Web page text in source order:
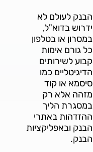
הבנק לעולם לא
ידרוש בדוא"ל,
במסרון או בטלפון
כל גורם אימות
קבוע לשירותים
הדיגיטליים כמו
סיסמא או קוד
מזהה אלא רק
במסגרת הליך
ההזדהות באתרי
הבנק ובאפליקציות
הבנק.